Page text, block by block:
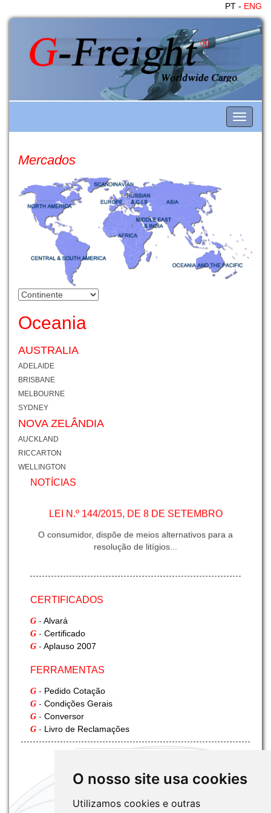
O nosso site usa cookies
Utilizamos cookies e outras
PT - ENG
Toggle
Mercados
Oceania
AUSTRALIA
ADELAIDE
BRISBANE
MELBOURNE
SYDNEY
NOVA ZELÂNDIA
AUCKLAND
RICCARTON
WELLINGTON
NOTÍCIAS
LEI N.º 144/2015, DE 8 DE SETEMBRO
O consumidor, dispõe de meios alternativos para a
resolução de litígios...
INFORMAÇÃO G-FREIGHT - II
CERTIFICADOS
G - Alvará
G - Certificado
G - Aplauso 2007
FERRAMENTAS
G - Pedido Cotação
G - Condições Gerais
G - Conversor
G - Livro de Reclamações